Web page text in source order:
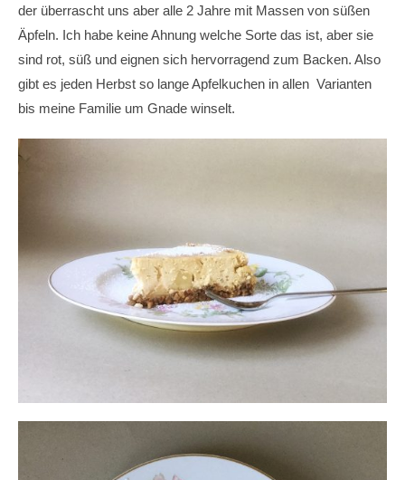
der überrascht uns aber alle 2 Jahre mit Massen von süßen
Äpfeln. Ich habe keine Ahnung welche Sorte das ist, aber sie
sind rot, süß und eignen sich hervorragend zum Backen. Also
gibt es jeden Herbst so lange Apfelkuchen in allen Varianten
bis meine Familie um Gnade winselt.